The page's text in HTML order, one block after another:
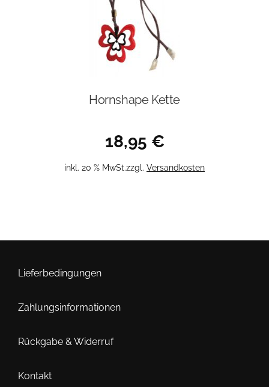
Hornshape Kette
18,95 €
inkl. 20 % MwSt.zzgl. Versandkosten
Lieferbedingungen
Zahlungsinformationen
Rückgabe & Widerruf
Kontakt